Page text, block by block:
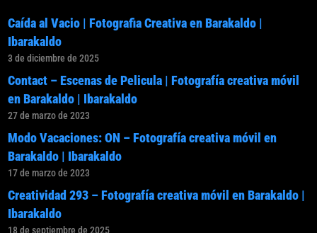
Caída al Vacio | Fotografia Creativa en Barakaldo |
Ibarakaldo
3 de diciembre de 2025
Contact – Escenas de Pelicula | Fotografía creativa móvil
en Barakaldo | Ibarakaldo
27 de marzo de 2023
Modo Vacaciones: ON – Fotografía creativa móvil en
Barakaldo | Ibarakaldo
17 de marzo de 2023
Creatividad 293 – Fotografía creativa móvil en Barakaldo |
Ibarakaldo
18 de septiembre de 2025